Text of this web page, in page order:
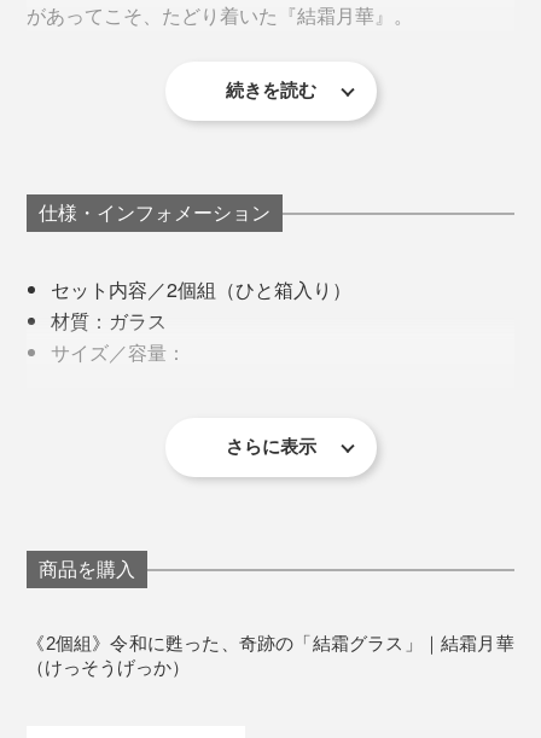
みがあり、どっしりとした重みに心が落ち着きます。
間接照明の光にかざして、ゆっくり溶ける氷を眺めなれ
室温や湿度、膠の状態、乾燥時間によって、模様が変わ
ってしまうため、『結霜月華』のような繊細な模様につ
ところどころに残っている無地の部分は、余白を感じて
いただくためのデザインです。
はじめて「結霜ガラス」を目にした時、その美しさに思
ろうと決意。
「この美しさを甦らせ、100年先に残したい。残さなく
てはならない！と、勝手な使命感に燃えまして。
地元・静岡のガラス工房や博物館を見て周り、大学の教
ほどのトライ＆エラーを繰り返して、ようやくこの形に
辿り着きました。
があってこそ、たどり着いた『結霜月華』。
100年後には、どんな人の手になじんでいることでしょ
続きを読む
仕様・インフォメーション
セット内容／2個組（ひと箱入り）
材質：ガラス
サイズ／容量：
［縁（八角タイプ）］口径80×H95mm／300ml
［結（ロックグラス）］口径78×H85mm／340ml
＜使用上の注意＞
なりません。１点ずつ個体差がありますので、あら
かじめご了承ください。
さらに表示
商品を購入
《2個組》令和に甦った、奇跡の「結霜グラス」｜結霜月華
（けっそうげっか）